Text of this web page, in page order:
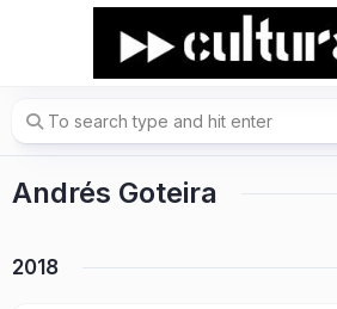
Andrés Goteira
2018